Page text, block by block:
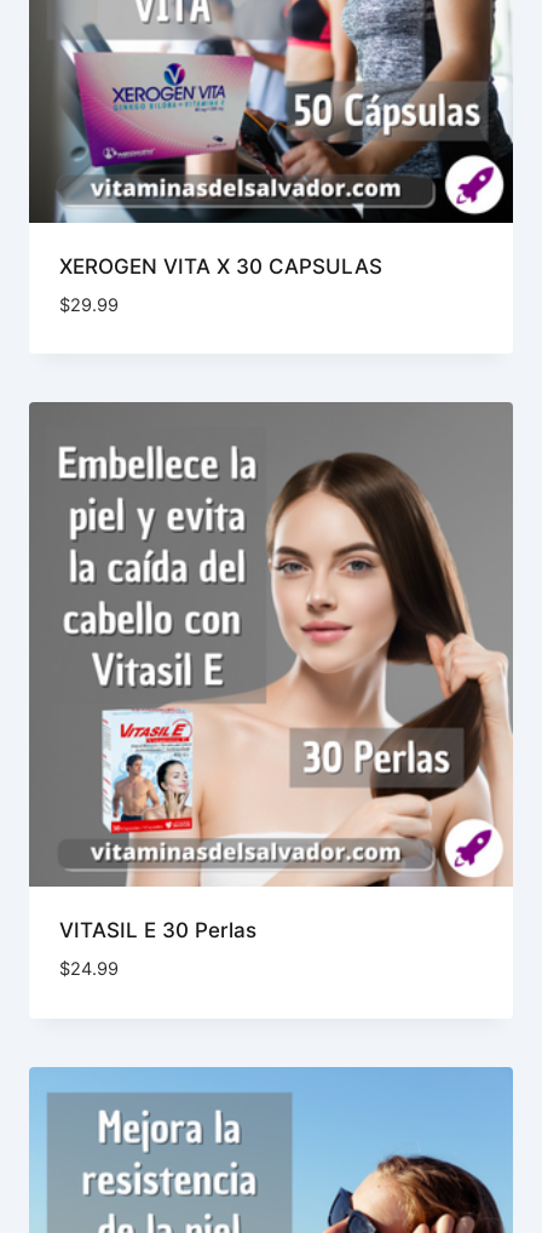
XEROGEN VITA X 30 CAPSULAS
$29.99
VITASIL E 30 Perlas
$24.99